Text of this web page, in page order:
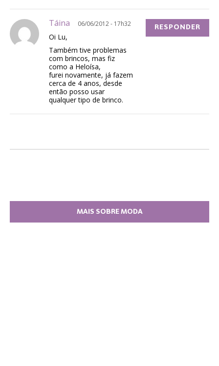
Táina 06/06/2012 - 17h32
Oi Lu,
Também tive problemas
com brincos, mas fiz
como a Heloísa,
furei novamente, já fazem
cerca de 4 anos, desde
então posso usar
qualquer tipo de brinco.
RESPONDER
MAIS SOBRE MODA